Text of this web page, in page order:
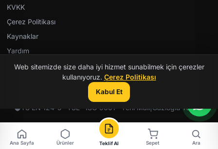
KVKK
Çerez Politikası
Kaynaklar
Yardım
© 2026 Kent Teknik Kimya. Tüm hakları saklıdır.
TS EN 124-5 · TSE · ISO 9001 · Yerli Malı|Gazioğlu Yazılım
Ana Sayfa Ürünler Teklif Al Sepet Ara
Web sitemizde size daha iyi hizmet sunabilmek için çerezler
kullanıyoruz. Çerez Politikası
Kabul Et